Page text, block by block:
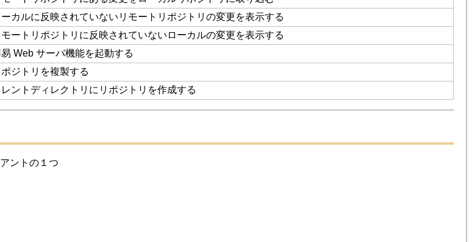
ーカルに反映されていないリモートリポジトリの変更を表示する
モートリポジトリに反映されていないローカルの変更を表示する
Web サーバ機能を起動する
ポジトリを複製する
レントディレクトリにリポジトリを作成する
ントの１つ